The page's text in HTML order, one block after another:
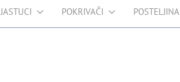
JASTUCI POKRIVAČI POSTELJINA